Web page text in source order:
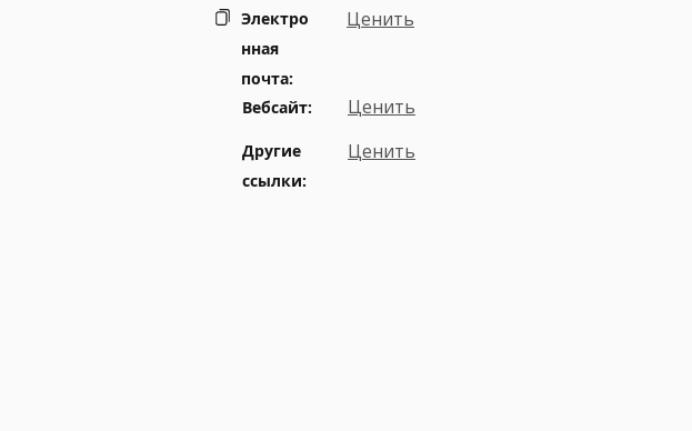
Электро
нная
почта:
Ценить
Другие
ссылки:
Ценить
Вебсайт: Ценить